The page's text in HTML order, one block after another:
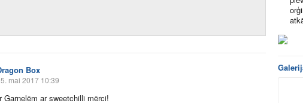
Box
mai 2017 10:39
Garnelēm ar sweetchilli mērci!